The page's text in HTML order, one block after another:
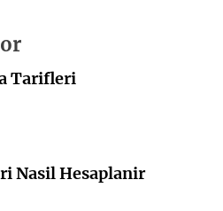
Tarifleri
Nasil Hesaplanir